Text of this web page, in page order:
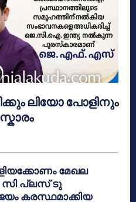
ലിയോ പോളിനും
മേഖല
സി പ്ലസ് ടു
കരസ്ഥമാക്കിയ